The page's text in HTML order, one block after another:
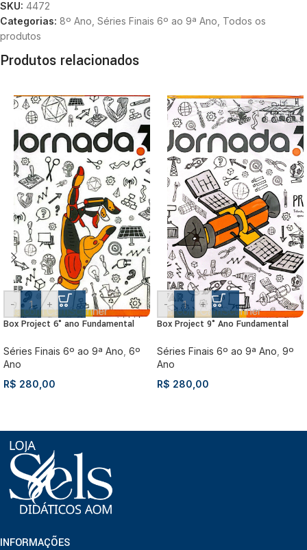
SKU: 4472
Categorias: 8º Ano Séries Finais 6º ao 9ª Ano Todos os
produtos
Produtos relacionados
- +
Box Project 6° ano Fundamental
Séries Finais 6º ao 9ª Ano 6º
Ano
R$ 280,00
- +
Box Project 9° Ano Fundamental
Séries Finais 6º ao 9ª Ano 9º
Ano
R$ 280,00
INFORMAÇÕES